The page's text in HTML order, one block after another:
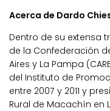
Acerca de Dardo
Dentro de su extensa
de la Confederación
Aires y La Pampa
del Instituto de
entre 2007 y 2011 y
Rural de Macachín en